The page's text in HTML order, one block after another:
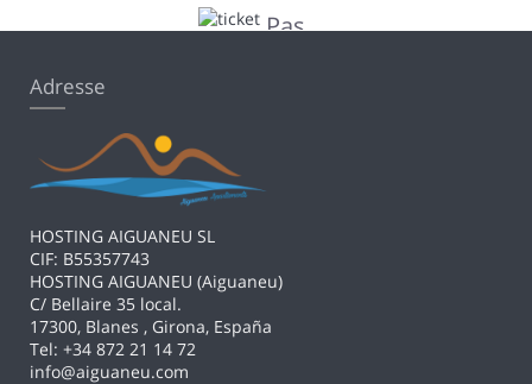
Pas
Adresse
HOSTING AIGUANEU SL
CIF: B55357743
HOSTING AIGUANEU (Aiguaneu)
C/ Bellaire 35 local.
17300, Blanes , Girona, España
Tel: +34 872 21 14 72
info@aiguaneu.com